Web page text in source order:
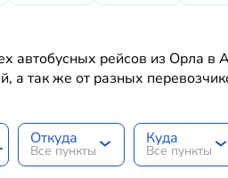
автобусных рейсов из Орла
а так же от разных
Откуда
Все пункты
Куда
Все пункты